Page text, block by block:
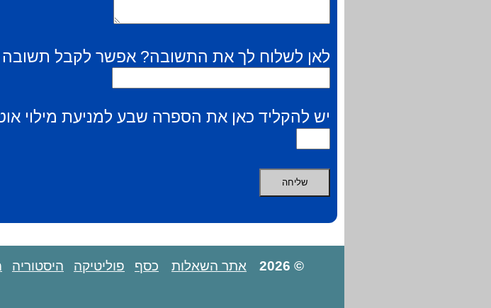
לאן לשלוח לך את התשובה? אפשר לקבל תשובה
יש להקליד כאן את הספרה שבע למניעת מילוי
© 2026 אתר השאלות כסף פוליטיקה היסטוריה